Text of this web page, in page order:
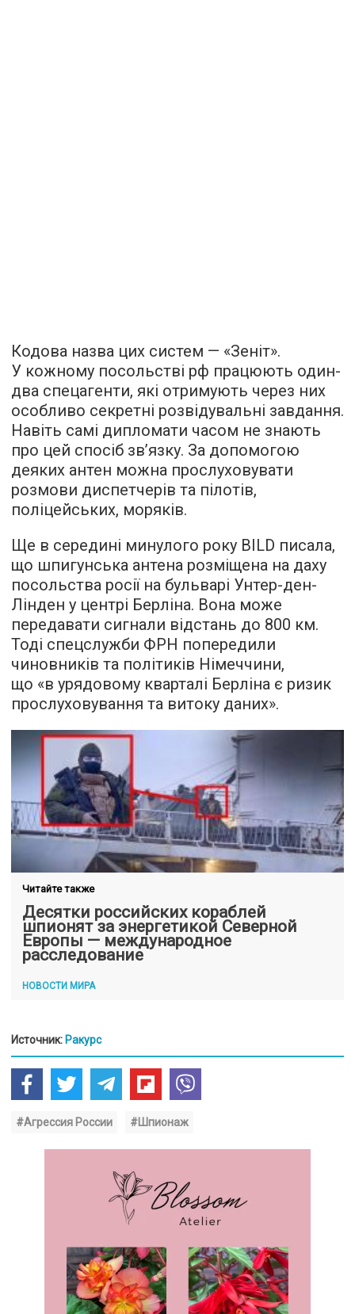
Кодова назва цих систем — «Зеніт».
У кожному посольстві рф працюють один-
два спецагенти, які отримують через них
особливо секретні розвідувальні завдання.
Навіть самі дипломати часом не знають
про цей спосіб зв’язку. За допомогою
деяких антен можна прослуховувати
розмови диспетчерів та пілотів,
поліцейських, моряків.
Ще в середині минулого року BILD писала,
що шпигунська антена розміщена на даху
посольства росії на бульварі Унтер-ден-
Лінден у центрі Берліна. Вона може
передавати сигнали відстань до 800 км.
Тоді спецслужби ФРН попередили
чиновників та політиків Німеччини,
що «в урядовому кварталі Берліна є ризик
прослуховування та витоку даних».
Читайте также
Десятки российских кораблей
шпионят за энергетикой Северной
Европы — международное
расследование
НОВОСТИ МИРА
Источник: Ракурс
#Агрессия России #Шпионаж